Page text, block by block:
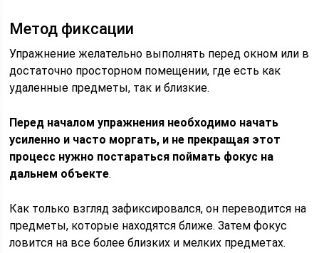
Метод фиксации
Упражнение желательно выполнять перед окном или в
достаточно просторном помещении, где есть как
удаленные предметы, так и близкие.
Перед началом упражнения необходимо начать
усиленно и часто моргать, и не прекращая этот
процесс нужно постараться поймать фокус на
дальнем объекте.
Как только взгляд зафиксировался, он переводится на
предметы, которые находятся ближе. Затем фокус
ловится на все более близких и мелких предметах.